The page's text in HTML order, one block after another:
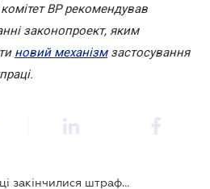
ВР рекомендував
законопроект, яким
новий механізмзастосування
70% перевірок Держпраці закінчилися штрафами для бізнесу